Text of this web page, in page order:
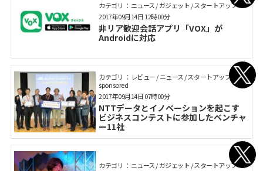
カテゴリ： ニュース / ガジェット / スタートアップ
非リア歓迎会話アプリ「VOX」が
Androidに対応
2017年09月14日 12時00分
カテゴリ： レビュー / ニュース / スタートアップ /
sponsored
NTTデータとイノベーションを起こす
ビジネスコンテストに参加したベンチャ
ー11社
2017年09月14日 07時00分
カテゴリ： ニュース / ガジェット / スタートアップ